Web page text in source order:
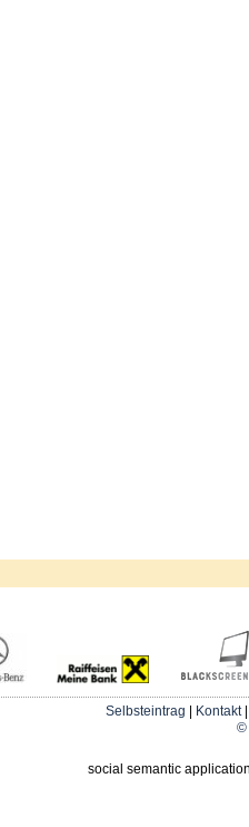
Selbsteintrag Kontakt
©
social semantic